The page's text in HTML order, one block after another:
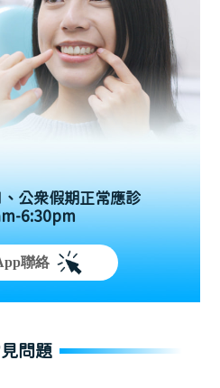
公眾假期正常應診
6:30pm
聯絡
問題